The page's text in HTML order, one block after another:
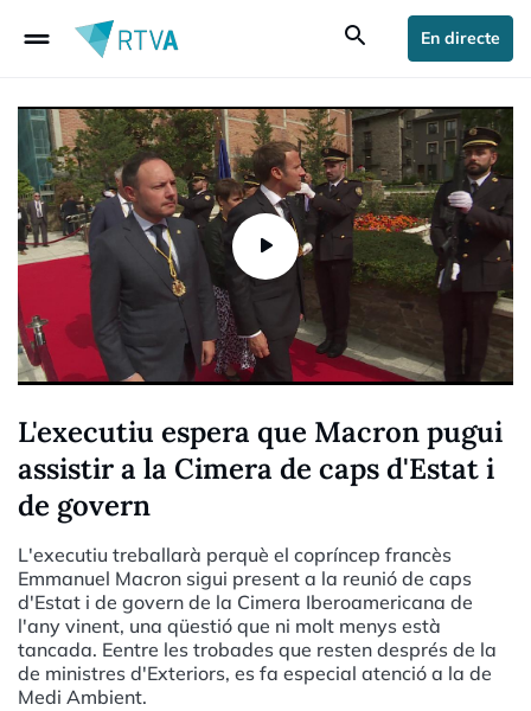
drag_handle search En directe
L'executiu espera que Macron pugui
assistir a la Cimera de caps d'Estat i
de govern
L'executiu treballarà perquè el copríncep francès
Emmanuel Macron sigui present a la reunió de caps
d'Estat i de govern de la Cimera Iberoamericana de
l'any vinent, una qüestió que ni molt menys està
tancada. Eentre les trobades que resten després de la
de ministres d'Exteriors, es fa especial atenció a la de
Medi Ambient.